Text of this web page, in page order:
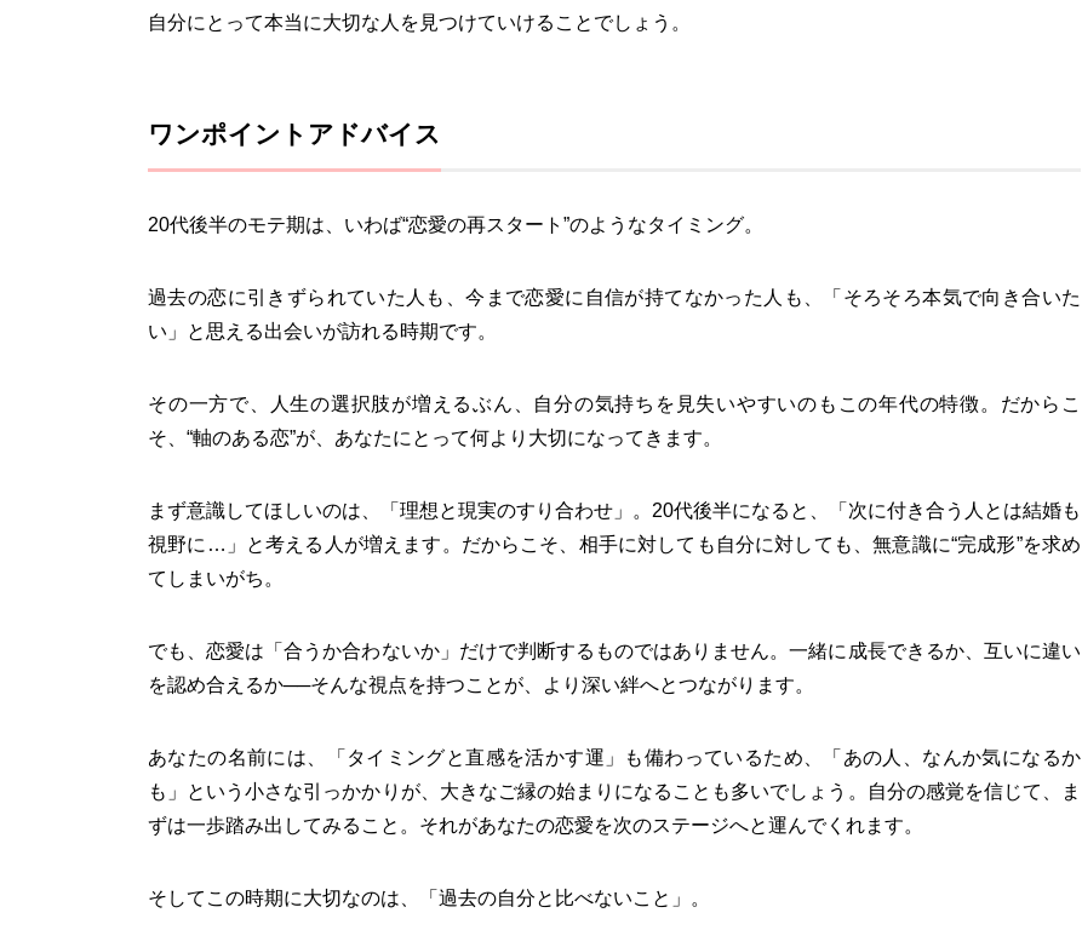
自分にとって本当に大切な人を見つけていけることでしょう。
ワンポイントアドバイス
20代後半のモテ期は、いわば“恋愛の再スタート”のようなタイミング。
過去の恋に引きずられていた人も、今まで恋愛に自信が持てなかった人も、「そろそろ本気で向き合いた
い」と思える出会いが訪れる時期です。
その一方で、人生の選択肢が増えるぶん、自分の気持ちを見失いやすいのもこの年代の特徴。だからこ
そ、“軸のある恋”が、あなたにとって何より大切になってきます。
まず意識してほしいのは、「理想と現実のすり合わせ」。20代後半になると、「次に付き合う人とは結婚も
視野に…」と考える人が増えます。だからこそ、相手に対しても自分に対しても、無意識に“完成形”を求め
てしまいがち。
でも、恋愛は「合うか合わないか」だけで判断するものではありません。一緒に成長できるか、互いに違い
を認め合えるか──そんな視点を持つことが、より深い絆へとつながります。
あなたの名前には、「タイミングと直感を活かす運」も備わっているため、「あの人、なんか気になるか
も」という小さな引っかかりが、大きなご縁の始まりになることも多いでしょう。自分の感覚を信じて、ま
ずは一歩踏み出してみること。それがあなたの恋愛を次のステージへと運んでくれます。
そしてこの時期に大切なのは、「過去の自分と比べないこと」。